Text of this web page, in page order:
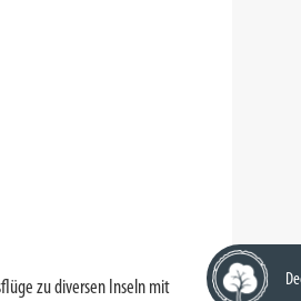
zu diversen Inseln mit